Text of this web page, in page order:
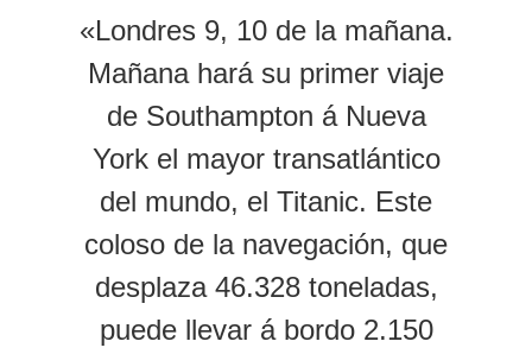
«Londres 9, 10 de la mañana.
Mañana hará su primer viaje
de Southampton á Nueva
York el mayor transatlántico
del mundo, el Titanic. Este
coloso de la navegación, que
desplaza 46.328 toneladas,
puede llevar á bordo 2.150